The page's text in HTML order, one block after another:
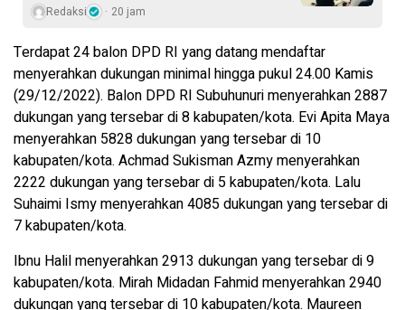
Redaksi 20 jam
Terdapat 24 balon DPD RI yang datang mendaftar
menyerahkan dukungan minimal hingga pukul 24.00 Kamis
(29/12/2022). Balon DPD RI Subuhunuri menyerahkan 2887
dukungan yang tersebar di 8 kabupaten/kota. Evi Apita Maya
menyerahkan 5828 dukungan yang tersebar di 10
kabupaten/kota. Achmad Sukisman Azmy menyerahkan
2222 dukungan yang tersebar di 5 kabupaten/kota. Lalu
Suhaimi Ismy menyerahkan 4085 dukungan yang tersebar di
7 kabupaten/kota.
Ibnu Halil menyerahkan 2913 dukungan yang tersebar di 9
kabupaten/kota. Mirah Midadan Fahmid menyerahkan 2940
dukungan yang tersebar di 10 kabupaten/kota. Maureen